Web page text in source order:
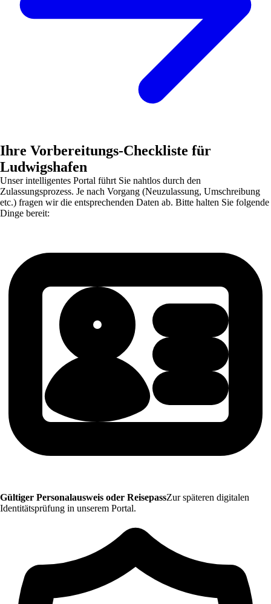
Ihre Vorbereitungs-Checkliste für
Ludwigshafen
Unser intelligentes Portal führt Sie nahtlos durch den
Zulassungsprozess. Je nach Vorgang (Neuzulassung, Umschreibung
etc.) fragen wir die entsprechenden Daten ab. Bitte halten Sie folgende
Dinge bereit:
Gültiger Personalausweis oder ReisepassZur späteren digitalen
Identitätsprüfung in unserem Portal.